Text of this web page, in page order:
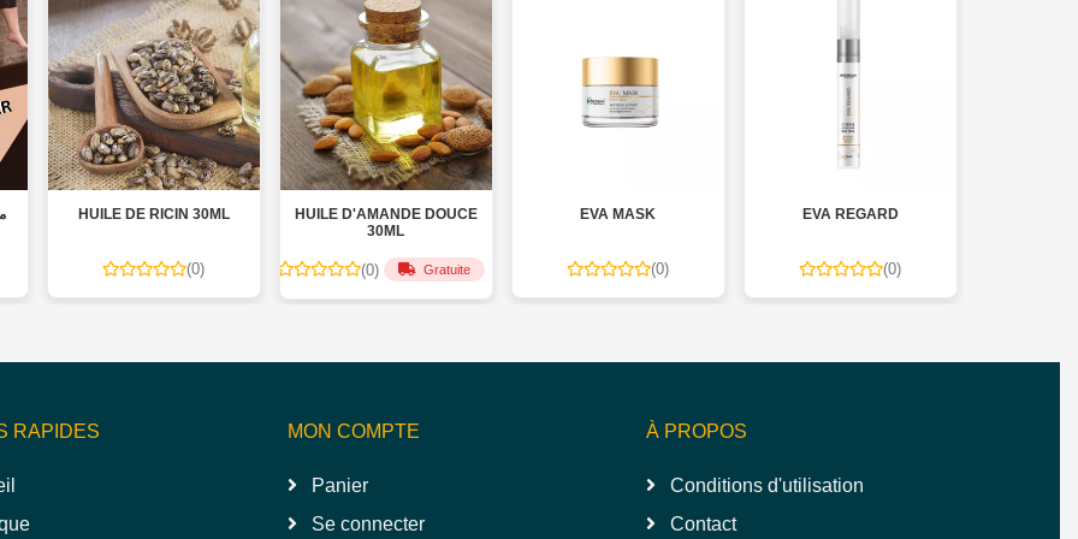
HUILE DE RICIN 30ML
(0)
HUILE D'AMANDE DOUCE
(0) Gratuite
EVA MASK
(0)
EVA REGARD
(0)
RAPIDES MON COMPTE
Panier
Se connecter
À PROPOS
Conditions d'utilisation
Contact